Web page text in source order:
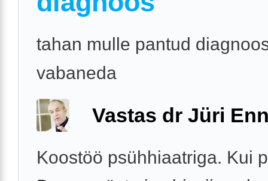
tahan mulle pantud
vabaneda
Vastas dr Jüri
Koostöö psühhiaatriga. Kui